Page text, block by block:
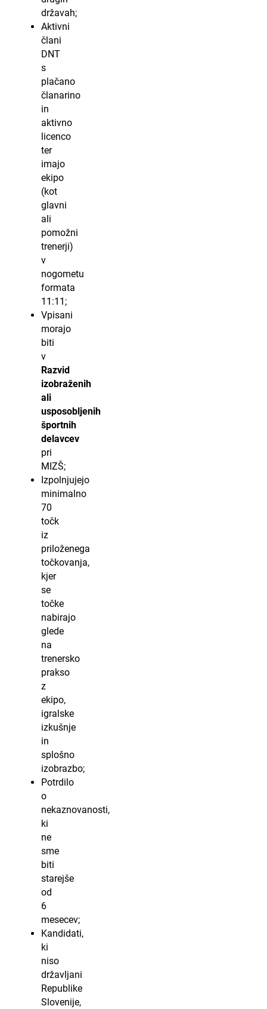
državah;
Aktivni
člani
DNT
s
plačano
članarino
in
aktivno
licenco
ter
imajo
ekipo
(kot
glavni
ali
pomožni
trenerji)
v
nogometu
formata
11:11;
Vpisani
morajo
biti
v
Razvid
izobraženih
ali
usposobljenih
športnih
delavcev
pri
MIZŠ;
Izpolnjujejo
minimalno
70
točk
iz
priloženega
točkovanja,
kjer
se
točke
nabirajo
glede
na
trenersko
prakso
z
ekipo,
igralske
izkušnje
in
splošno
izobrazbo;
Potrdilo
o
nekaznovanosti,
ki
ne
sme
biti
starejše
od
6
mesecev;
Kandidati,
ki
niso
državljani
Republike
Slovenije,